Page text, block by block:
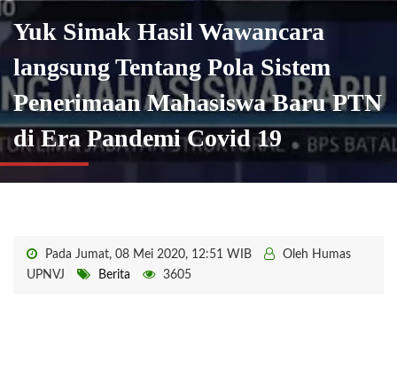
Yuk Simak Hasil Wawancara
langsung Tentang Pola Sistem
Penerimaan Mahasiswa Baru PTN
di Era Pandemi Covid 19
Pada Jumat, 08 Mei 2020, 12:51 WIB
Oleh Humas
UPNVJ
Berita 3605